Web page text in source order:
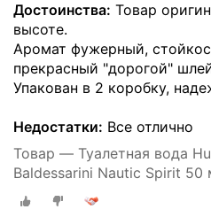
Достоинства: Товар
высоте.
Аромат фужерный,
прекрасный "дорогой"
Упакован в 2 коробку,
Недостатки: Все отлично
Товар — Туалетная вода
Baldessarini Nautic Spirit 50